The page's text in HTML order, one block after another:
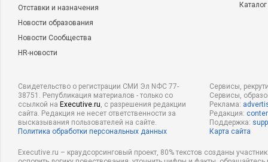
Отставки и назначения
Новости образования
Новости Сообщества
HR-новости
Свидетельство о регистрации СМИ Эл NФС 77-
38751. Републикация материалов - только со
ссылкой на Executive.ru, с разрешения редакции
сайта. Редакция не несет ответственности за
высказывания пользователей на сайте.
Политика обработки персональных данных
Сервисы,
Сервисы,
Реклама:
Редакция:
Поддержка:
Карта сайта
Executive.ru – краудсорсинговый проект, 80% текстов созданы